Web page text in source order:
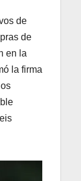
de
de
en la
la firma